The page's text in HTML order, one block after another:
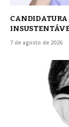
CANDIDATURA
7 de agosto de 2026